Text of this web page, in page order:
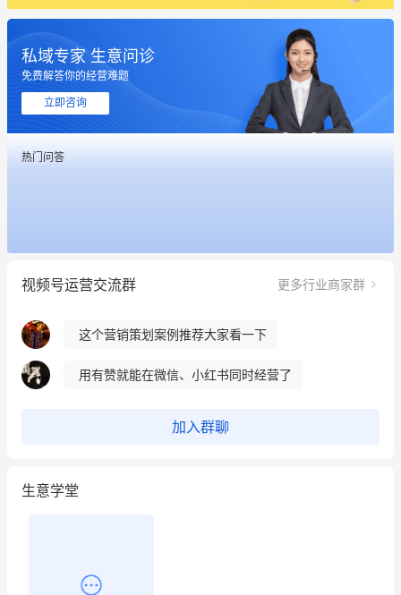
私域专家 生意问诊
免费解答你的经营难题
立即咨询
热门问答
视频号运营交流群 更多行业商家群
这个营销策划案例推荐大家看一下
昨晚的直播课程太好啦❤️
冰墩墩货源充足需要的联系我
这个营销策划案例推荐大家看一下
用有赞就能在微信、小红书同时经营了
加入群聊
生意学堂